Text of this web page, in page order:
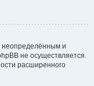
неопределённым и
не осуществляется.
расширенного